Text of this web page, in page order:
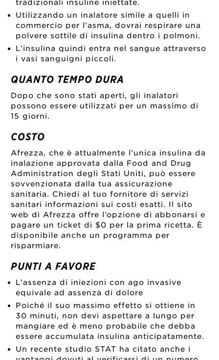
tradizionali insuline iniettate.
Utilizzando un inalatore simile a quelli in
commercio per l’asma, dovrai respirare una
polvere sottile di insulina dentro i polmoni.
L’insulina quindi entra nel sangue attraverso
i vasi sanguigni piccoli.
QUANTO TEMPO DURA
Dopo che sono stati aperti, gli inalatori
possono essere utilizzati per un massimo di
15 giorni.
COSTO
Afrezza, che è attualmente l’unica insulina da
inalazione approvata dalla Food and Drug
Administration degli Stati Uniti, può essere
sovvenzionata dalla tua assicurazione
sanitaria. Chiedi al tuo fornitore di servizi
sanitari informazioni sui costi esatti. Il sito
web di Afrezza offre l’opzione di abbonarsi e
pagare un ticket di $0 per la prima ricetta. È
disponibile anche un programma per
risparmiare.
PUNTI A FAVORE
L’assenza di iniezioni con ago invasive
equivale ad assenza di dolore
Poiché il suo massimo effetto si ottiene in
30 minuti, non devi aspettare a lungo per
mangiare ed è meno probabile che debba
essere accumulata insulina anticipatamente.
Un recente studio STAT ha citato anche i